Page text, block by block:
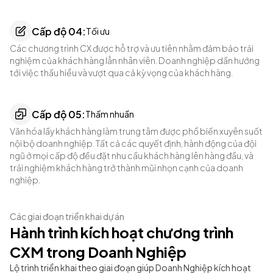
Cấp độ 04:Tối ưu
Các chương trình CX được hỗ trợ và ưu tiên nhằm đảm bảo trải
nghiệm của khách hàng lẫn nhân viên. Doanh nghiệp dần hướng
tới việc thấu hiểu và vượt qua cả kỳ vọng của khách hàng.
Cấp độ 05:Thấm nhuần
Văn hóa lấy khách hàng làm trung tâm được phổ biến xuyên suốt
nội bộ doanh nghiệp. Tất cả các quyết định, hành động của đội
ngũ ở mọi cấp độ đều đặt nhu cầu khách hàng lên hàng đầu, và
trải nghiệm khách hàng trở thành mũi nhọn cạnh của doanh
nghiệp.
Các giai đoạn triển khai dự án
Hành trình kích hoạt chương trình
CXM trong Doanh Nghiệp
Lộ trình triển khai theo giai đoạn giúp Doanh Nghiệp kích hoạt